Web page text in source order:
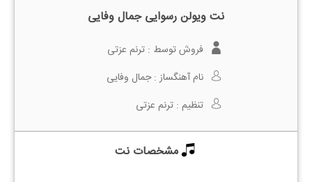
نت ویولن رسوایی جمال وفایی
فروش توسط : ترنم عزتی
نام آهنگساز :جمال وفایی
تنظیم : ترنم عزتی
مشخصات نت